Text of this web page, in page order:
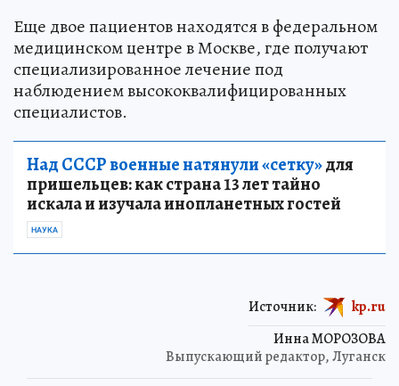
Еще двое пациентов находятся в федеральном
медицинском центре в Москве, где получают
специализированное лечение под
наблюдением высококвалифицированных
специалистов.
Над СССР военные натянули «сетку»для
пришельцев: как страна 13 лет тайно
искала и изучала инопланетных гостей
НАУКА
Инна МОРОЗОВА
Выпускающий редактор, Луганск
Источник: kp.ru